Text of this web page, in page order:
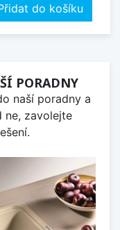
do košíku
PORADNY
naší poradny a
ne, zavolejte